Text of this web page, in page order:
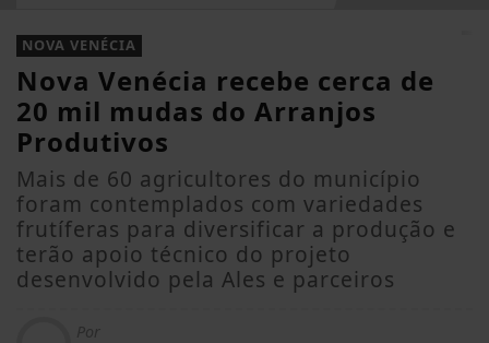
EM ALTA
NOVA VENÉCIA
Nova Venécia recebe cerca de
20 mil mudas do Arranjos
Produtivos
Mais de 60 agricultores do município
foram contemplados com variedades
frutíferas para diversificar a produção e
terão apoio técnico do projeto
desenvolvido pela Ales e parceiros
Por